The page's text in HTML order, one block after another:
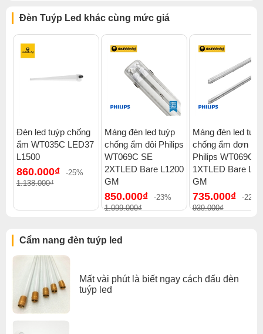
quang năng cực kì hiệu quả. Không như các loại bóng
huỳnh quang từ lâu đã có trên thị trường, các loại đèn
tuýp T5 rất thân thiện với môi trường và an toàn cho sức
khoẻ người tiêu dùng.
là 20.000 giờ, bóng có thể hoạt
động liên tục mà không bị đen ở hai đầu, thân đèn đựoc
làm từ nhựa PVC cao cấp, chịu được nhiệt độ cao,
không gây cong, vênh, tiết kiệm đáng kể các chi phí bảo
Chỉ số ra màu cao CRI ≥75ra, mang đến ánh sáng chân
thực nhất.
Đèn sử dụng nguồn điện 220V/50-60Hz, rất phù hợp với
điều kiện Việt Nam.
-Bộ đèn LED Tube T5 6.5W Batten BN058C Led5
thấy điểm đen khi kết nối liên tục nhiều đèn
- Kích thước: 600mm
- Công suất: 6.5w
- Lắp đặt dễ dàng và linh hoạt: Có thể lắp tiếp nối nhiều
Đèn Tuýp Led khác cùng mức giá
Đèn led tuýp chống
ẩm WT035C LED37
L1500
860.000₫
-25%
1.138.000₫
Máng đèn led tuýp
chống ẩm đôi Philips
WT069C SE
2XTLED Bare L1200
GM
850.000₫
-23%
1.099.000₫
Máng đèn led tuýp
chống ẩm đơn
Philips WT069C
1XTLED Bare
GM
735.000₫
-22%
939.000₫
Cẩm nang đèn tuýp led
Mất vài phút là biết ngay cách đấu đèn
tuýp led